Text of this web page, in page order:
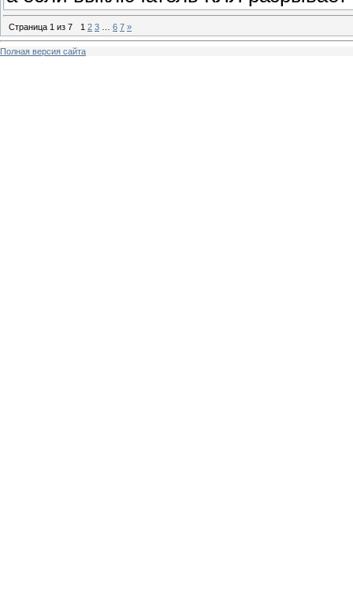
Страница 1 из 7 1 2 3 6 7 »
Полная версия сайта